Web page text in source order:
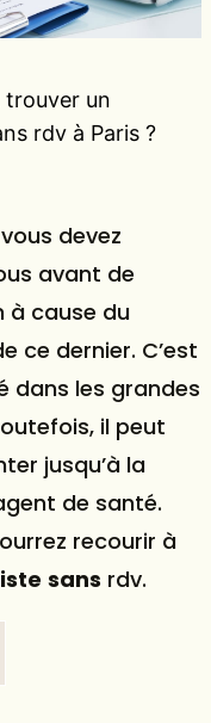
trouver un
rdv à Paris ?
devez
avant de
à cause du
ce dernier. C’est
dans les grandes
il peut
jusqu’à la
de santé.
recourir à
sans rdv.